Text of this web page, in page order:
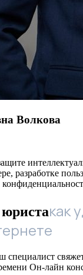
Волкова
разработке
как
специалист
Он-лайн